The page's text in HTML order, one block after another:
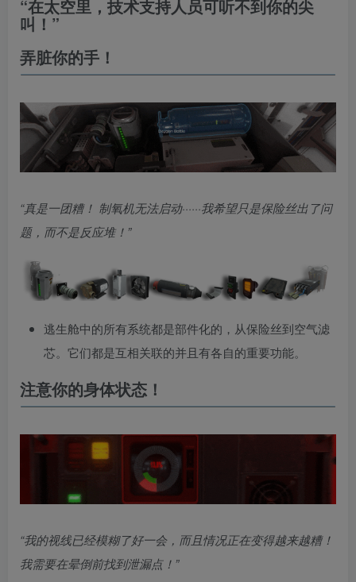
“在太空里，技术支持人员可听不到你的尖
叫！”
弄脏你的手！
“真是一团糟！ 制氧机无法启动······我希望只是保险丝出了问
题，而不是反应堆！”
逃生舱中的所有系统都是部件化的，从保险丝到空气滤
芯。它们都是互相关联的并且有各自的重要功能。
注意你的身体状态！
“我的视线已经模糊了好一会，而且情况正在变得越来越糟！
我需要在晕倒前找到泄漏点！”